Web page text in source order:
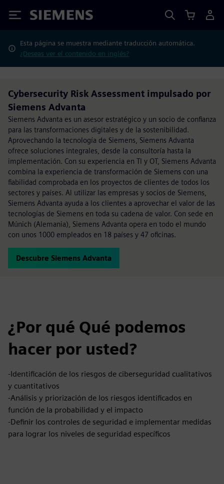
Siemens
Esta página se muestra mediante traducción automática.
¿Deseas ver el contenido en inglés?
Cybersecurity Risk Assessment impulsado por
Siemens Advanta
Siemens Advanta es un asesor estratégico y un socio de confianza
para las transformaciones digitales y de la sostenibilidad.
Aprovechando la tecnología de Siemens, Siemens Advanta
ofrece soluciones integrales, desde la consultoría hasta la
implementación. Con su experiencia en TI y OT, Siemens Advanta
combina la experiencia de transformación de Siemens con una
fiabilidad comprobada en los proyectos de clientes de todos los
sectores y países. Al utilizar las empresas y socios de Siemens,
Siemens Advanta ayuda a los clientes a aprovechar el valor de las
tecnologías de Siemens en toda su cadena de valor. Con sede en
Múnich (Alemania), Siemens Advanta opera en todo el mundo
con unos 1000 empleados en 18 países y 47 oficinas.
Descubre Siemens Advanta
¿Por qué Qué podemos
hacer por usted?
-Identificación de los riesgos de ciberseguridad cualitativos
y cuantitativos
-Análisis y priorización de los riesgos identificados en
función de la probabilidad y el impacto
-Definir los controles de seguridad e implementar medidas
para lograr los niveles de seguridad específicos